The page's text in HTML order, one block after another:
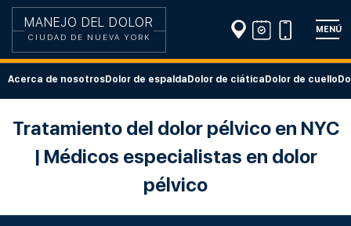
MANEJO DEL DOLOR
CIUDAD DE NUEVA YORK
Acerca de nosotrosDolor de espalda Dolor de ciática Dolor de cuello
MENÚ
Tratamiento del dolor pélvico en NYC
| Médicos especialistas en dolor
pélvico